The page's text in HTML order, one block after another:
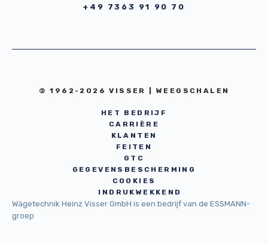
+49 7363 91 90 70
© 1962-2026 VISSER | WEEGSCHALEN
HET BEDRIJF
CARRIÈRE
KLANTEN
FEITEN
GTC
GEGEVENSBESCHERMING
COOKIES
INDRUKWEKKEND
Wägetechnik Heinz Visser GmbH is een bedrijf van de ESSMANN-
groep